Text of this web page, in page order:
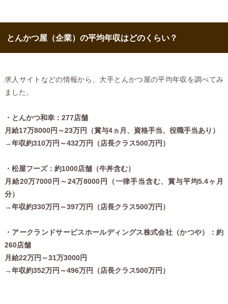
とんかつ屋（企業）の平均年収はどのくらい？
求人サイトなどの情報から、大手とんかつ屋の平均年収を調べてみ
ました。
・とんかつ和幸：277店舗
月給17万8000円～23万円（賞与4ヵ月、資格手当、役職手当あり）
→年収約310万円～432万円（店長クラス500万円）
・松屋フーズ：約1000店舗（牛丼含む）
月給20万7000円～24万8000円（一律手当含む、賞与平均5.4ヶ月
分）
→年収約330万円～397万円（店長クラス500万円）
・アークランドサービスホールディングス株式会社（かつや）：約
260店舗
月給22万円～31万3000円
→年収約352万円～496万円（店長クラス500万円）